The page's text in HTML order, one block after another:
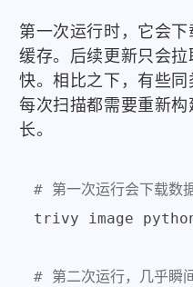
第一次运行时，它会
缓存。后续更新只会
快。相比之下，有些同
每次扫描都需要重新
长。
# 第一次运行会下载数
trivy image
# 第二次运行，几乎瞬